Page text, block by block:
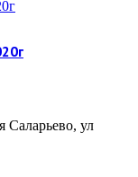
Саларьево, ул